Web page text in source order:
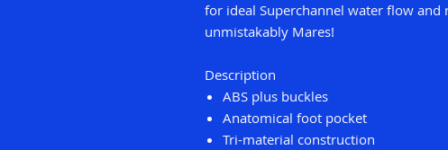
for ideal Superchannel water flow
unmistakably Mares!
Description
ABS plus buckles
Anatomical foot pocket
Tri-material construction